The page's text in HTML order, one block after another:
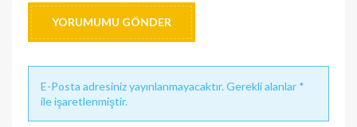
YORUMUMU GÖNDER
E-Posta adresiniz yayınlanmayacaktır. Gerekli alanlar *
ile işaretlenmiştir.